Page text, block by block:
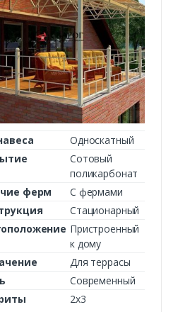
Односкатный
Сотовый
поликарбонат
ферм
С фермами
Стационарный
Пристроенный
к дому
Для террасы
Современный
2х3